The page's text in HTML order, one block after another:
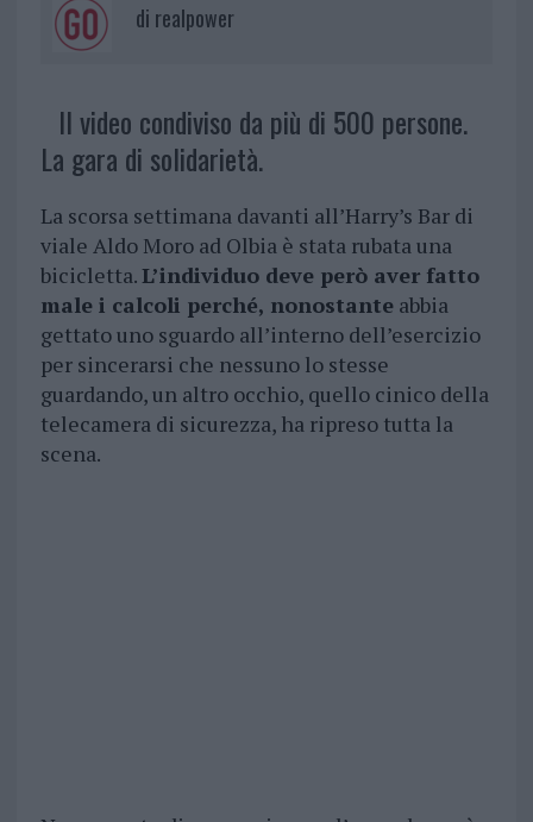
di realpower
Il video condiviso da più di 500 persone.
La gara di solidarietà.
La scorsa settimana davanti all’Harry’s Bar di
viale Aldo Moro ad Olbia è stata rubata una
bicicletta.L’individuo deve però aver fatto
male i calcoli perché, nonostanteabbia
gettato uno sguardo all’interno dell’esercizio
per sincerarsi che nessuno lo stesse
guardando, un altro occhio, quello cinico della
telecamera di sicurezza, ha ripreso tutta la
scena.